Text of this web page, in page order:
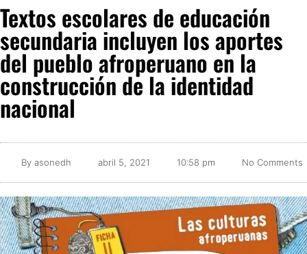
Textos escolares de educación
secundaria incluyen los aportes
del pueblo afroperuano en la
construcción de la identidad
nacional
Byasonedh abril 5, 2021 10:58 pm No Comments